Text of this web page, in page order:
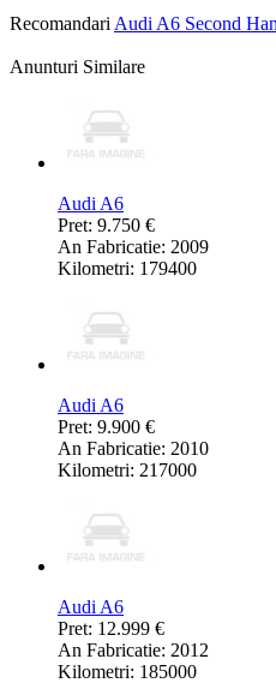
Recomandari Audi A6 Second
Anunturi Similare
Audi A6
Pret: 9.750 €
An Fabricatie: 2009
Kilometri: 179400
Audi A6
Pret: 9.900 €
An Fabricatie: 2010
Kilometri: 217000
Audi A6
Pret: 12.999 €
An Fabricatie: 2012
Kilometri: 185000